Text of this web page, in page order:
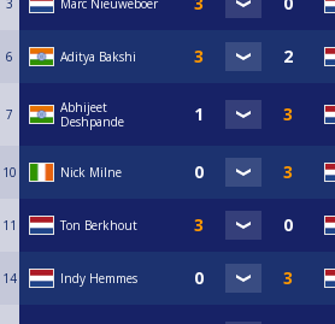
3 Marc Nieuweboer
6 Aditya Bakshi
7
Abhijeet
Deshpande
10 Nick Milne
11 Ton Berkhout
14 Indy Hemmes